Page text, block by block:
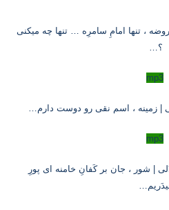
، تنها امامِ سامرِه … تنها چه میکنی
؟…
mp3
| زمینه ، اسم نقی رو دوست دارم…
mp3
| شور ، جان بر کَفانِ خامنه ای پورِ
…